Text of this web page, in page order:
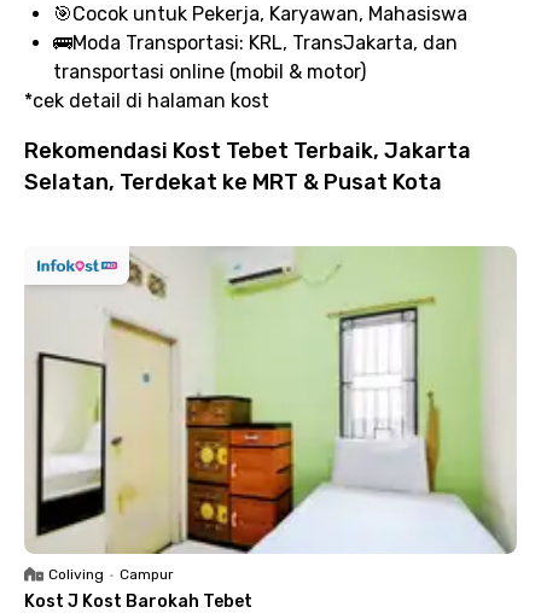
🎯Cocok untuk Pekerja, Karyawan, Mahasiswa
🚌Moda Transportasi: KRL, TransJakarta, dan
transportasi online (mobil & motor)
*cek detail di halaman kost
Rekomendasi Kost Tebet Terbaik, Jakarta
Selatan, Terdekat ke MRT & Pusat Kota
Coliving • Campur
Kost J Kost Barokah Tebet